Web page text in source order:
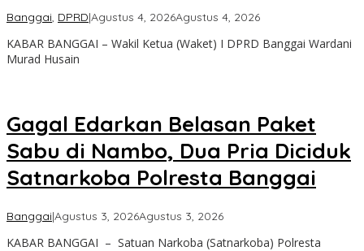
Banggai, DPRD|Agustus 4, 2026Agustus 4, 2026oleh
Kabar
KABAR BANGGAI – Wakil Ketua (Waket) I DPRD Banggai Wardani
Murad Husain
Gagal Edarkan Belasan Paket
Sabu di Nambo, Dua Pria Diciduk
Satnarkoba Polresta Banggai
Banggai|Agustus 3, 2026Agustus 3, 2026oleh
Kabar
KABAR BANGGAI – Satuan Narkoba (Satnarkoba) Polresta